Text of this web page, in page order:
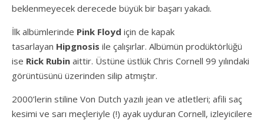
beklenmeyecek derecede büyük bir başarı yakadı.
İlk albümlerinde Pink Floyd için de kapak
tasarlayan Hipgnosis ile çalışırlar. Albümün prodüktörlüğü
ise Rick Rubin aittir. Üstüne üstlük Chris Cornell 99 yılındaki
görüntüsünü üzerinden silip atmıştır.
2000’lerin stiline Von Dutch yazılı jean ve atletleri; afili saç
kesimi ve sarı meçleriyle (!) ayak uyduran Cornell, izleyicilere